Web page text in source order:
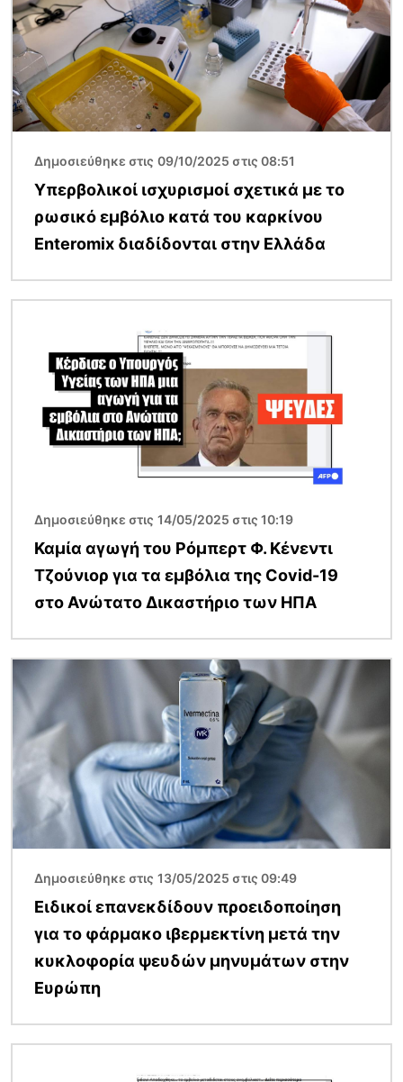
Δημοσιεύθηκε στις 09/10/2025 στις 08:51
Υπερβολικοί ισχυρισμοί σχετικά με το
ρωσικό εμβόλιο κατά του καρκίνου
Enteromix διαδίδονται στην Ελλάδα
Δημοσιεύθηκε στις 14/05/2025 στις 10:19
Καμία αγωγή του Ρόμπερτ Φ. Κένεντι
Τζούνιορ για τα εμβόλια της Covid-19
στο Ανώτατο Δικαστήριο των ΗΠΑ
Εικόνα
Δημοσιεύθηκε στις 13/05/2025 στις 09:49
Ειδικοί επανεκδίδουν προειδοποίηση
για το φάρμακο ιβερμεκτίνη μετά την
κυκλοφορία ψευδών μηνυμάτων στην
Ευρώπη